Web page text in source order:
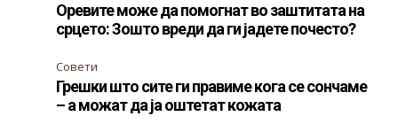
Оревите може да помогнат во заштитата на
срцето: Зошто вреди да ги јадете почесто?
Совети
Грешки што сите ги правиме кога се сончаме
– а можат да ја оштетат кожата